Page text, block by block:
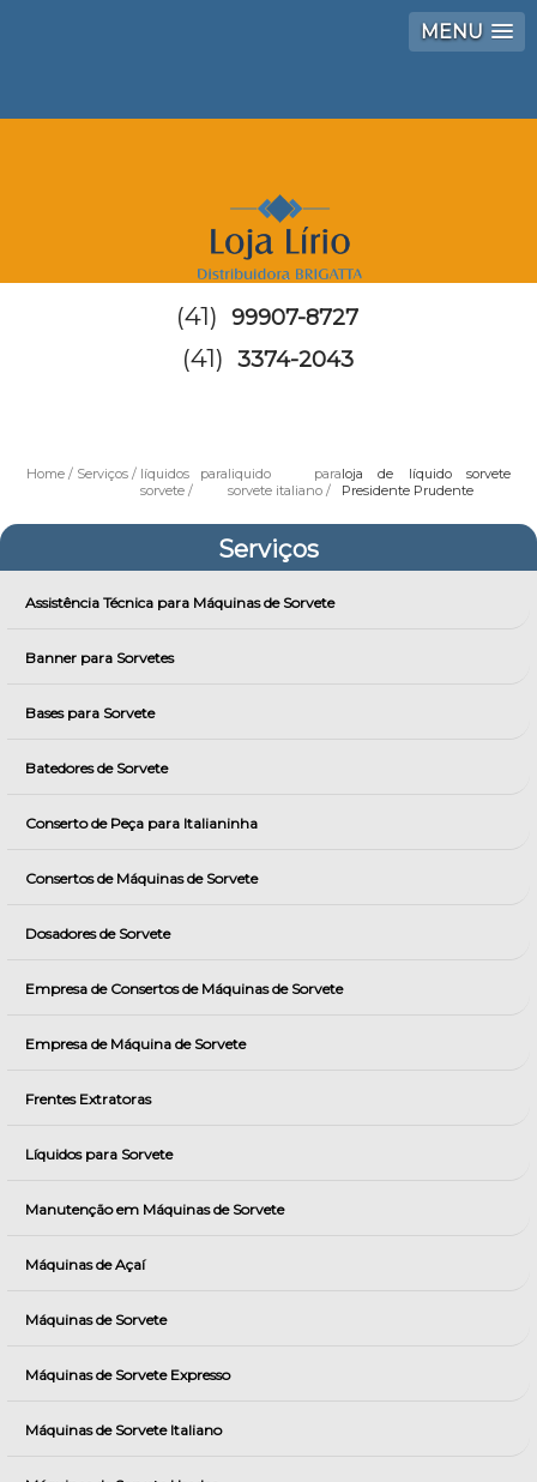
MENU
(41) 99907-8727
(41) 3374-2043
Home Serviços
líquidos para
sorvete
liquido para
sorvete italiano
loja de líquido sorvete
Presidente Prudente
Serviços
Assistência Técnica para Máquinas de Sorvete
Banner para Sorvetes
Bases para Sorvete
Batedores de Sorvete
Conserto de Peça para Italianinha
Consertos de Máquinas de Sorvete
Dosadores de Sorvete
Empresa de Consertos de Máquinas de Sorvete
Empresa de Máquina de Sorvete
Frentes Extratoras
Líquidos para Sorvete
Manutenção em Máquinas de Sorvete
Máquinas de Açaí
Máquinas de Sorvete
Máquinas de Sorvete Expresso
Máquinas de Sorvete Italiano